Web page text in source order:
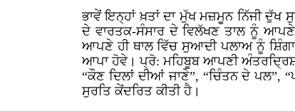
ਭਾਵੇਂ ਇਨ੍ਹਾਂ ਖ਼ਤਾਂ ਦਾ ਮੁੱਖ ਮਜ਼ਮੂਨ ਨਿੱਜੀ ਦੁੱਖ
ਦੇ ਵਾਰਤਕ-ਸੰਸਾਰ ਦੇ ਵਿਲੱਖਣ ਤਾਲ ਨੂੰ
ਆਪਣੇ ਹੀ ਥਾਲ ਵਿੱਚ ਸੁਆਦੀ ਪਲਾਅ ਨੂੰ
ਆਪਾ ਹੋਵੇ। ਪ੍ਰੋ: ਮਹਿਬੂਬ ਆਪਣੀ
“ਕੌਣ ਦਿਲਾਂ ਦੀਆਂ ਜਾਣੇ”, “ਚਿੰਤਨ ਦੇ ਪਲ”,
ਸੁਰਤਿ ਕੇਂਦਰਿਤ ਕੀਤੀ ਹੈ।